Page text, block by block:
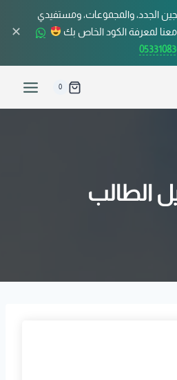
الجدد، والمجموعات، ومستفيدي
لمعرفة الكود الخاص بك
✕
0
الطالب